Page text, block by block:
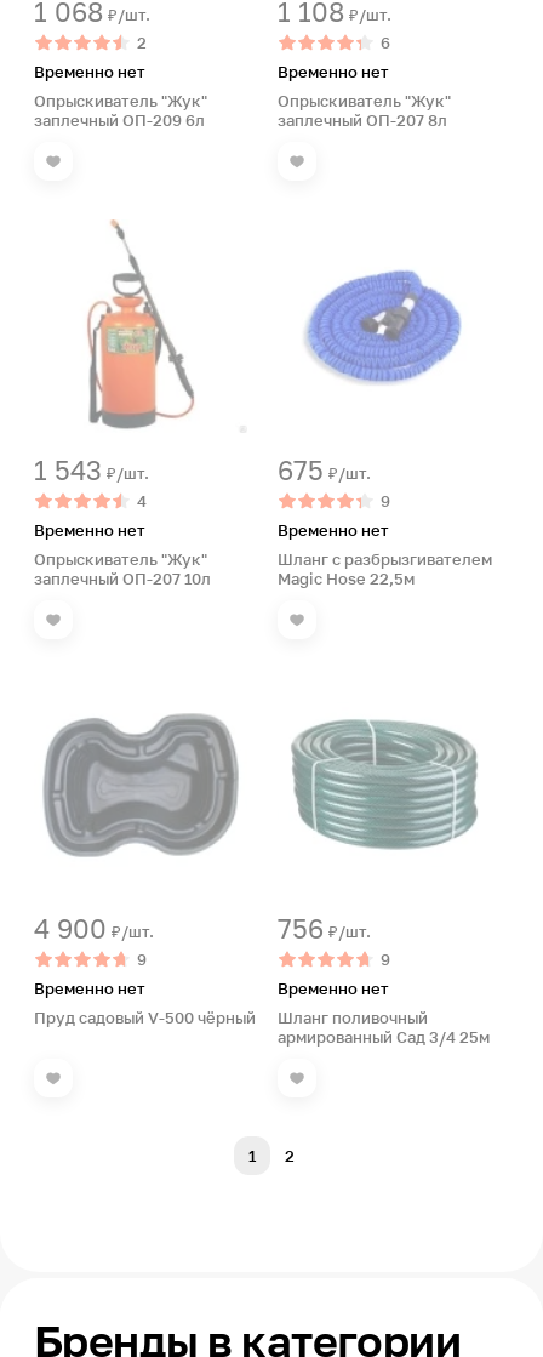
1 068 ₽/шт.
2
Временно нет
Опрыскиватель "Жук"
заплечный ОП-209 6л
1 108 ₽/шт.
6
Временно нет
Опрыскиватель "Жук"
заплечный ОП-207 8л
1 543 ₽/шт.
4
Временно нет
Опрыскиватель "Жук"
заплечный ОП-207 10л
675 ₽/шт.
9
Временно нет
Шланг с разбрызгивателем
Magic Hose 22,5м
4 900 ₽/шт.
9
Временно нет
Пруд садовый V-500 чёрный
756 ₽/шт.
9
Временно нет
Шланг поливочный
армированный Сад 3/4 25м
1 2
Бренды в категории